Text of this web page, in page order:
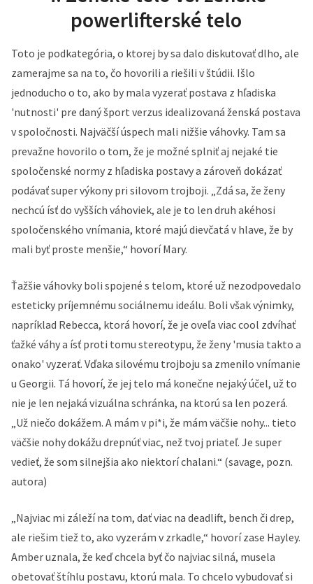
powerlifterské telo
Toto je podkategória, o ktorej by sa dalo diskutovať dlho, ale
zamerajme sa na to, čo hovorili a riešili v štúdii. Išlo
jednoducho o to, ako by mala vyzerať postava z hľadiska
'nutnosti' pre daný šport verzus idealizovaná ženská postava
v spoločnosti. Najväčší úspech mali nižšie váhovky. Tam sa
prevažne hovorilo o tom, že je možné splniť aj nejaké tie
spoločenské normy z hľadiska postavy a zároveň dokázať
podávať super výkony pri silovom trojboji. „Zdá sa, že ženy
nechcú ísť do vyšších váhoviek, ale je to len druh akéhosi
spoločenského vnímania, ktoré majú dievčatá v hlave, že by
mali byť proste menšie,“ hovorí Mary.
Ťažšie váhovky boli spojené s telom, ktoré už nezodpovedalo
esteticky príjemnému sociálnemu ideálu. Boli však výnimky,
napríklad Rebecca, ktorá hovorí, že je oveľa viac cool zdvíhať
ťažké váhy a ísť proti tomu stereotypu, že ženy 'musia takto a
onako' vyzerať. Vďaka silovému trojboju sa zmenilo vnímanie
u Georgii. Tá hovorí, že jej telo má konečne nejaký účel, už to
nie je len nejaká vizuálna schránka, na ktorú sa len pozerá.
„Už niečo dokážem. A mám v pi*i, že mám väčšie nohy... tieto
väčšie nohy dokážu drepnúť viac, než tvoj priateľ. Je super
vedieť, že som silnejšia ako niektorí chalani.“ (savage, pozn.
autora)
„Najviac mi záleží na tom, dať viac na deadlift, bench či drep,
ale riešim tiež to, ako vyzerám v zrkadle,“ hovorí zase Hayley.
Amber uznala, že keď chcela byť čo najviac silná, musela
obetovať štíhlu postavu, ktorú mala. To chcelo vybudovať si